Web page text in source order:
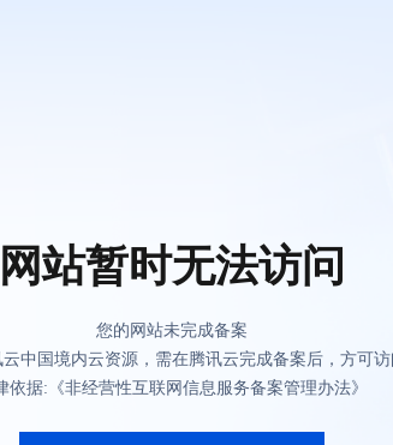
网站暂时无法访问
您的网站未完成备案
中国境内云资源，需在腾讯云完成备案后，方可
依据:《非经营性互联网信息服务备案管理办法》